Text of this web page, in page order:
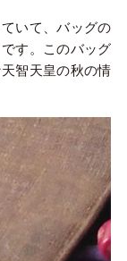
いて、バッグの
す。このバッグ
智天皇の秋の情